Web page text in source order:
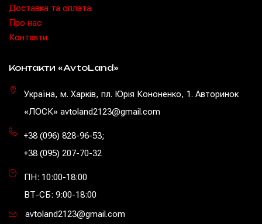
Доставка та оплата
Про нас
Контакти
Контакти «AvtoLand»
Україна, м. Харків, пл. Юрія Кононенко, 1. Авторинок
«ЛОСК» avtoland2123@gmail.com
+38 (096) 828-96-53;
+38 (095) 207-70-32
ПН: 10:00-18:00
ВТ-СБ: 9:00-18:00
avtoland2123@gmail.com